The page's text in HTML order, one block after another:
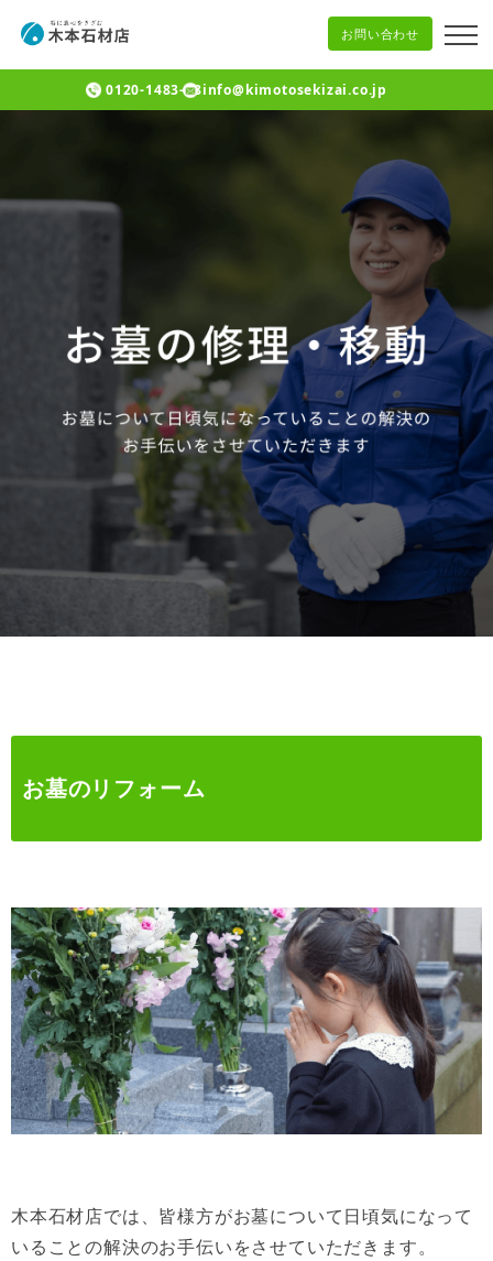
お問い合わせ
0120-1483-08info@kimotosekizai.co.jp
お墓のリフォーム
木本石材店では、皆様方がお墓について日頃気になって
いることの解決のお手伝いをさせていただきます。